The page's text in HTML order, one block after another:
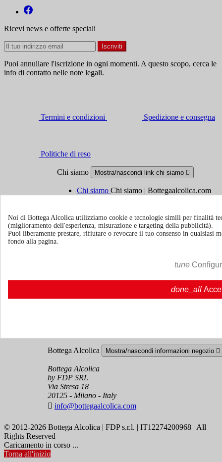
Ricevi news e offerte speciali
Puoi annullare l'iscrizione in ogni momenti. A questo scopo, cerca le
info di contatto nelle note legali.
Termini e condizioni Spedizione e consegna
Politiche di reso
Chi siamo Mostra/nascondi link chi siamo 
Chi siamo Chi siamo | Bottegaalcolica.com
Informazioni Mostra/nascondi link informazioni 
Ristoranti - Bar - Catering - Hotel
Mostra/nascondi i link del tuo account
Bottega Alcolica Mostra/nascondi informazioni negozio 
Bottega Alcolica
by FDP SRL
Via Stresa 18
20125 - Milano - Italy
 info@bottegaalcolica.com
© 2012-2026 Bottega Alcolica | FDP s.r.l. | IT12274200968 | All
Rights Reserved
Caricamento in corso ...
Torna all'inizio
Noi di Bottega Alcolica utilizziamo cookie e tecnologie simili per finalità
(miglioramento dell'esperienza, misurazione e targeting della pubblicità).
Puoi liberamente prestare, rifiutare o revocare il tuo consenso in qualsiasi
fondo alla pagina.
tune
done_all